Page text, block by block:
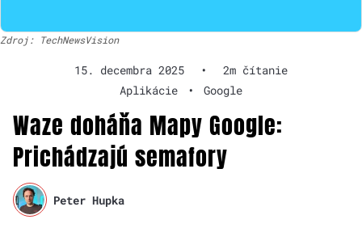
Zdroj: TechNewsVision
15. decembra 2025 •
2m čítanie
Aplikácie
• Google
Waze doháňa Mapy Google:
Prichádzajú semafory
Peter Hupka